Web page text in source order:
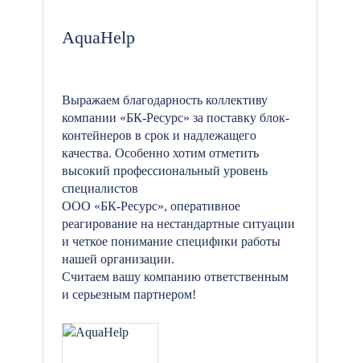
AquaHelp
Выражаем благодарность коллективу
компании «БК-Ресурс» за поставку блок-
контейнеров в срок и надлежащего
качества. Особенно хотим отметить
высокий профессиональный уровень
специалистов
ООО «БК-Ресурс», оперативное
реагирование на нестандартные ситуации
и четкое понимание специфики работы
нашей организации.
Считаем вашу компанию ответственным
и серьезным партнером!